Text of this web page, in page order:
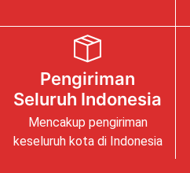
Pengiriman
Seluruh Indonesia
Mencakup pengiriman
keseluruh kota di Indonesia